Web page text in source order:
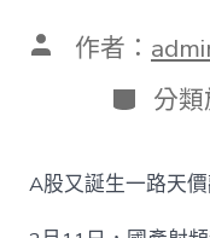
文 作者：
分
類
分類
A股又誕生一路天價